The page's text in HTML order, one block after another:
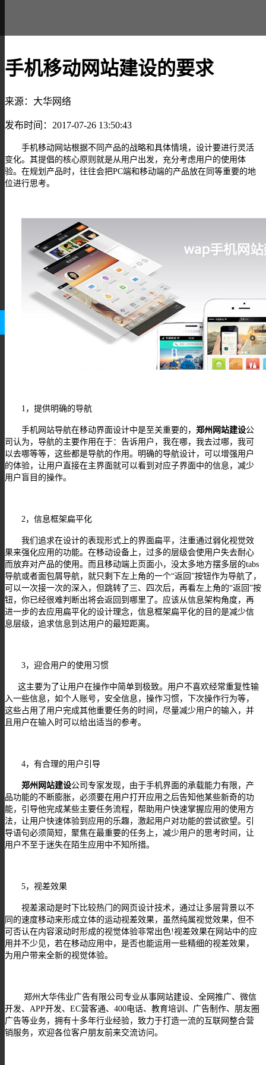
手机移动网站建设的要求
来源：大华网络
发布时间：2017-07-26 13:50:43
手机移动网站根据不同产品的战略和具体情境，设计要进行灵活
变化。其提倡的核心原则就是从用户出发，充分考虑用户的使用体
验。在规划产品时，往往会把PC端和移动端的产品放在同等重要的地
位进行思考。
1 ，提供明确的导航
手机网站导航在移动界面设计中是至关重要的， 郑州网站建设公
司认为，导航的主要作用在于：告诉用户，我在哪，我去过哪，我可
以去哪等等，这些都是导航的作用。明确的导航设计，可以增强用户
的体验，让用户直接在主界面就可以看到对应子界面中的信息，减少
用户盲目的操作。
2 ，信息框架扁平化
我们追求在设计的表现形式上的界面扁平，注重通过弱化视觉效
果来强化应用的功能。在移动设备上，过多的层级会使用户失去耐心
而放弃对产品的使用。而且移动端上页面小，没太多地方摆多层的tabs
导航或者面包屑导航，就只剩下左上角的一个“返回”按钮作为导航了，
可以一次接一次的深入，但跳转了三、四次后，再看左上角的“返回”按
钮，你已经很难判断出将会返回到哪里了。应该从信息架构角度，再
进一步的去应用扁平化的设计理念，信息框架扁平化的目的是减少信
息层级，追求信息到达用户的最短距离。
3，迎合用户的使用习惯
这主要为了让用户在操作中简单到极致。用户不喜欢经常重复性输
入一些信息，如个人账号，安全信息，操作习惯，下次操作行为等，
这些占用了用户完成其他重要任务的时间，尽量减少用户的输入，并
且用户在输入时可以给出适当的参考。
4，有合理的用户引导
郑州网站建设公司专家发现，由于手机界面的承载能力有限，产
品功能的不断膨胀，必须要在用户打开应用之后告知他某些新奇的功
能，引导他完成某些主要任务流程，帮助用户快速掌握应用的使用方
法，让用户快速体验到应用的乐趣，激起用户对功能的尝试欲望。引
导语句必须简短，聚焦在最重要的任务上，减少用户的思考时间，让
用户不至于迷失在陌生应用中不知所措。
5，视差效果
视差滚动是时下比较热门的网页设计技术，通过让多层背景以不
同的速度移动来形成立体的运动视差效果，虽然纯属视觉效果，但不
可否认在内容滚动时形成的视觉体验非常出色!视差效果在网站中的应
用并不少见，若在移动应用中，是否也能运用一些精细的视差效果，
为用户带来全新的视觉体验。
郑州大华伟业广告有限公司专业从事网站建设、全网推广、微信
开发、 APP开发、EC营客通、400电话、教育培训、广告制作、朋友圈
广告等业务，拥有十多年行业经验，致力于打造一流的互联网整合营
销服务，欢迎各位客户朋友前来交流访问。